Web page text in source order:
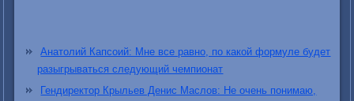
Анатолий Капсоий: Мне все равно, по какой формуле будет
разыгрываться следующий чемпионат
Гендиректор Крыльев Денис Маслов: Не очень понимаю,